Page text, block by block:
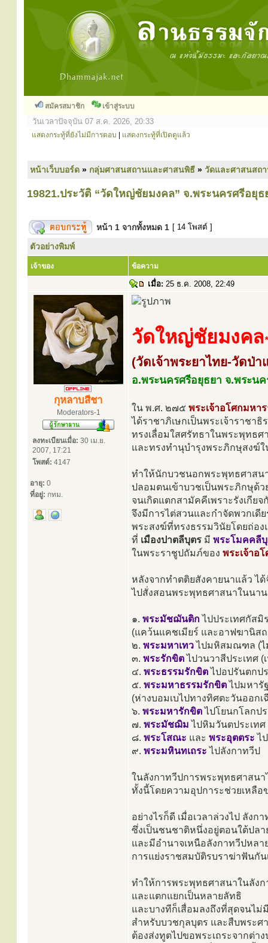
สมัครสมาชิก เข้าสู่ระบบ
วันเวลาปัจจุบัน 07 ส.ค. 2026, 20:33
แสดงกระทู้ที่ยังไม่มีการตอบ แสดงกระทู้ที่เปิดดูแล้ว
หน้าเว็บบอร์ด » กลุ่มศาสนสถานและศาสนพิธี » วัดและศาสนสถ
19821.ประวัติ “วัดใหญ่ชัยมงคล” จ.พระนครศรีอยุธ
หน้า 1 จากทั้งหมด 1 [ 14 โพสต์ ]
ตัวอย่างพิมพ์
เจ้าของ ข้อความ
เมื่อ: 25 ธ.ค. 2008, 22:49
กุหลาบสีชา
Moderators-1
ลงทะเบียนเมื่อ: 30 เม.ย.
2007, 17:21
โพสต์: 4147
อายุ: 0
ที่อยู่: กทม.
วัดใหญ่ชัยมงคล*
(วัดเจ้าพระยาไทย-วัดป่า
อ.พระนครศรีอยุธยา จ.พระน
ใน พ.ศ. ๒๗๕ พระเจ้าอโศกมหา
ได้ราชาภิเษกเป็นพระเจ้าราชา
ทรงเลื่อมใสศรัทธาในพระพุทธศ
และทรงทำนุบำรุงพระภิกษุสงฆ์
ทำให้นักบวชนอกพระพุทธศาสน
ปลอมตนเข้าบวชเป็นพระภิกษุด้
จนเกิดแตกสามัคคีเพราะรังเกีย
จึงมีการไต่สวนและกำจัดพวกเดี
พระสงฆ์ที่ทรงธรรมวินัยโดยถ่อ
ที่ เมืองปาตลีบุตร มี พระโมคคลีบุ
ในพระราชูปถัมภ์ของ พระเจ้าอ
หลังจากทำตติยสังคายนาแล้ว ได้
ไปสั่งสอนพระพุทธศาสนาในนา
๑. พระมัชฌันติกไปประเทศกัสมิ
(แคว้นแคชเมียร์ และอาฟฆานิส
๒. พระมหาเทวไปมหิสมณฑล (ไ
๓. พระรักขิตไปวนวาสีประเทศ (
๔. พระธรรมรักขิตไปอปรันตกป
๕. พระมหาธรรมรักขิตไปมหารั
(ห่างบอมเบไปทางทิศตะวันออกเ
๖. พระมหารักขิตไปโยนกโลกปร
๗. พระมัชฌิม ไปหิมวันตประเท
๘. พระโสณะ และ พระอุตตระ ไ
๙. พระมหินทเถระ ไปลังกาทวีป
ในลังกาทวีปการพระพุทธศาสนา
ทั้งนี้โดยความอุปการะช่วยเหลือ
อย่างไรก็ดี เมื่อเวลาล่วงไป ลัง
ซึ่งเป็นชนชาติหนึ่งอยู่ตอนใต้ปล
และมีอำนาจเหนือลังกาทวีปหลา
การแย่งราชสมบัติรบราฆ่าฟันกัน
ทำให้การพระพุทธศาสนาในลัง
และแตกแยกเป็นหลายลัทธิ
และบางทีก็เสื่อมลงถึงที่สุดจนไม่
สำหรับบวชกุลบุตร และสืบพระศ
ต้องส่งทูตไปขอพระเถระจากต่าง